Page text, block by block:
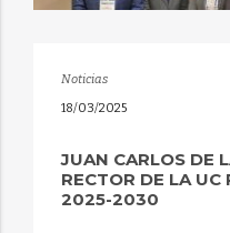
Noticias
18/03/2025
JUAN CARLOS DE
RECTOR DE LA UC
2025-2030